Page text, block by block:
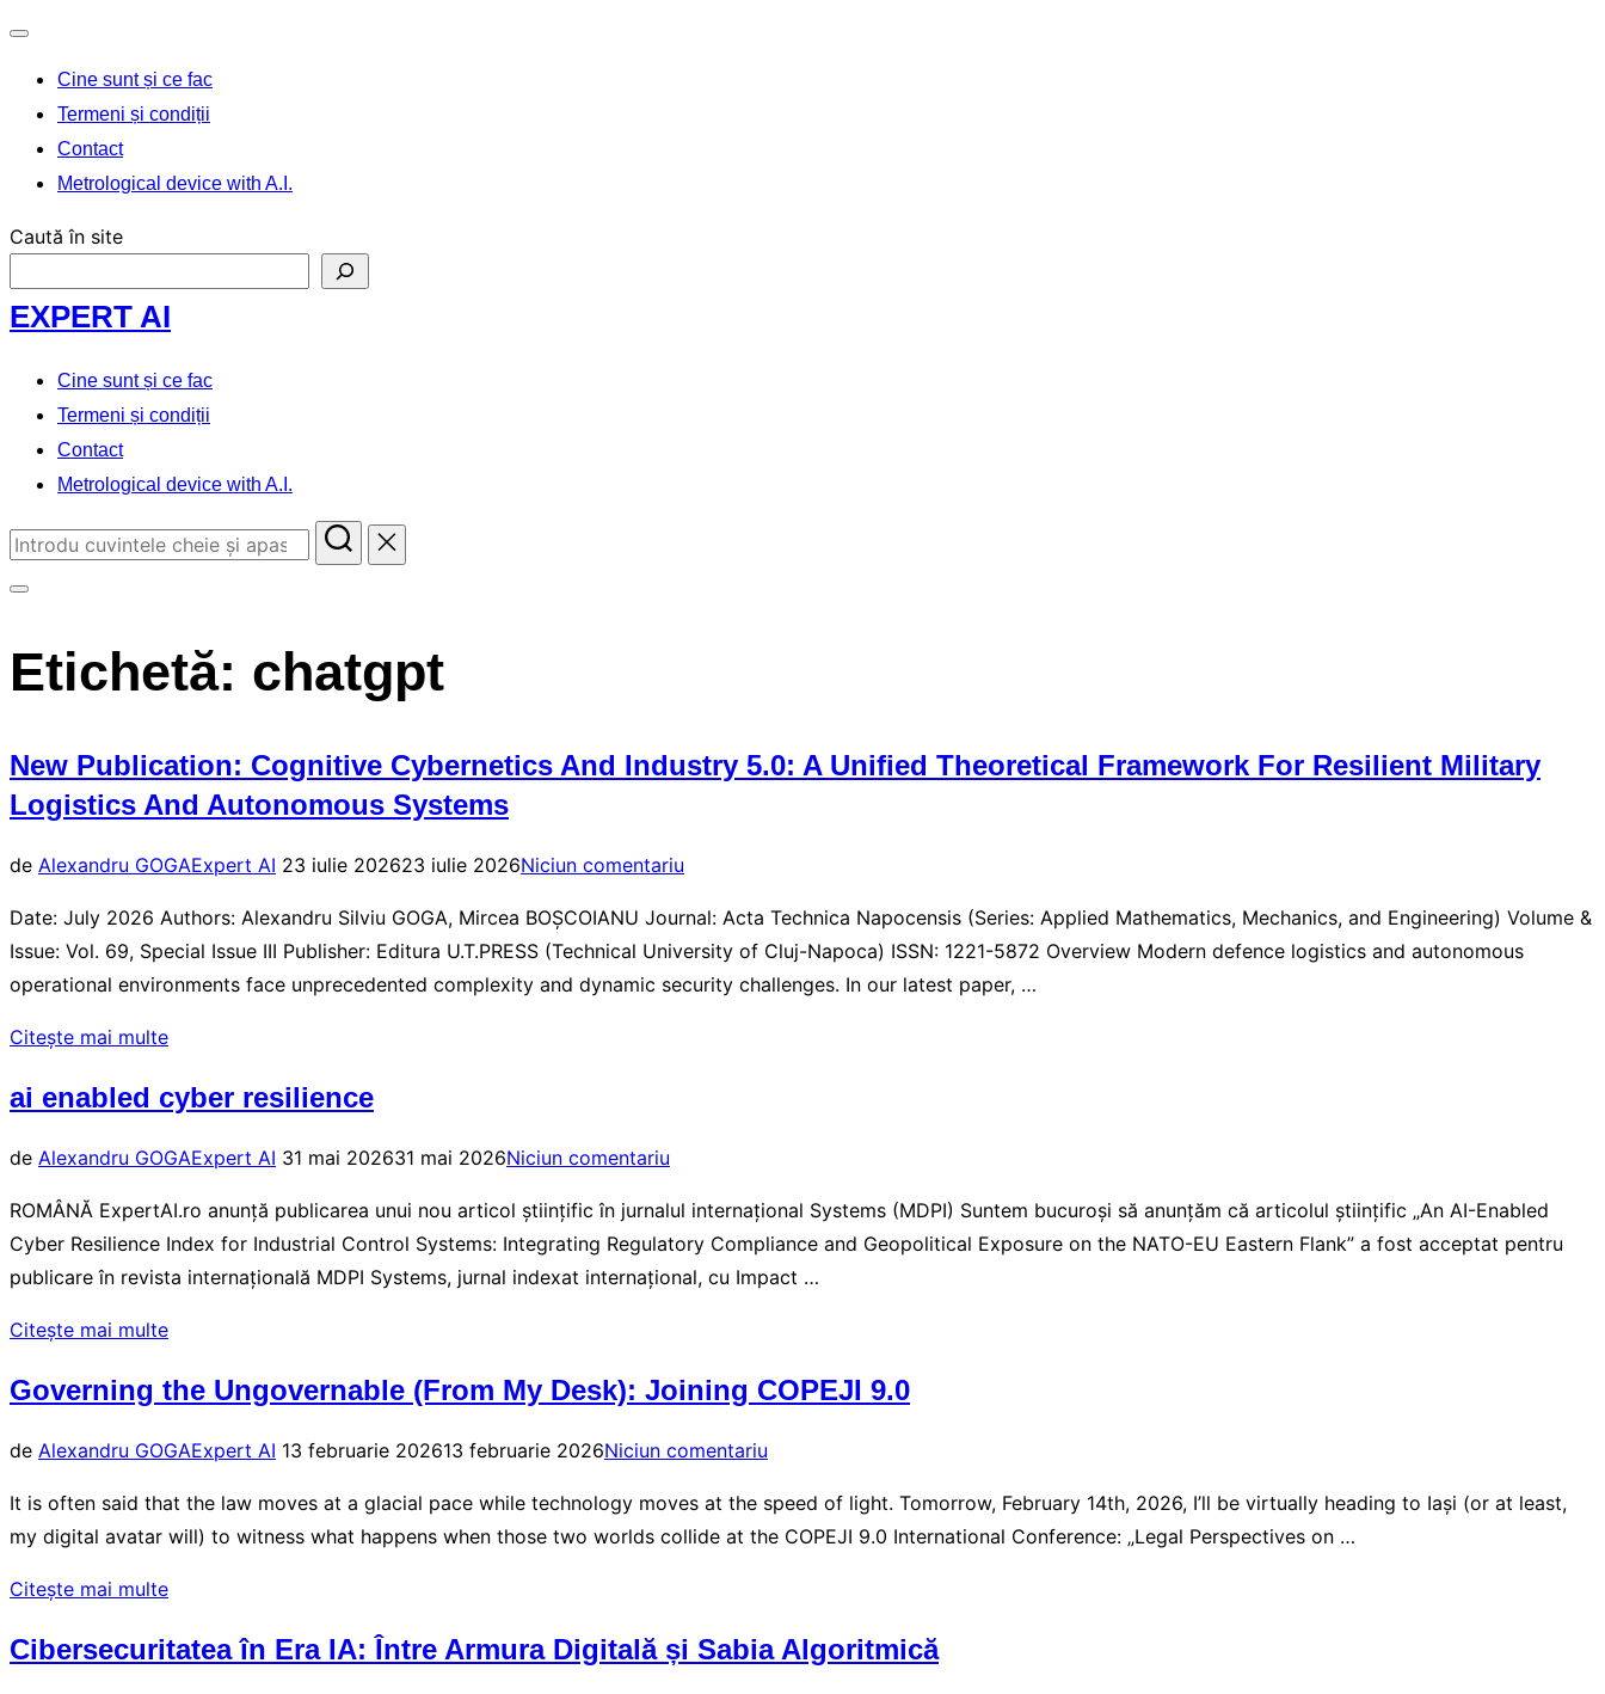
navigarea
Cine sunt și ce fac
Termeni și condiții
Contact
Metrological device with A.I.
Caută în site
Sari
la
conținut
EXPERT AI
Cine sunt și ce fac
Termeni și condiții
Contact
Metrological device with A.I.
Caută
bara
la
navigare
Etichetă: chatgpt
New Publication: Cognitive Cybernetics And Industry 5.0: A Unified Theoretical Framework For Resilient Military
Logistics And Autonomous Systems
de Alexandru GOGAExpert AI Publicat
23 iulie 202623 iulie 2026Niciun comentariu
Date: July 2026 Authors: Alexandru Silviu GOGA, Mircea BOȘCOIANU Journal: Acta Technica Napocensis (Series: Applied Mathematics, Mechanics, and Engineering) Volume &
Issue: Vol. 69, Special Issue III Publisher: Editura U.T.PRESS (Technical University of Cluj-Napoca) ISSN: 1221-5872 Overview Modern defence logistics and autonomous
operational environments face unprecedented complexity and dynamic security challenges. In our latest paper, …
Citește mai multe„New
Cognitive
And
Industry
5.0:
A
Theoretical
For
Resilient
Logistics
And
Systems”
ai enabled cyber resilience
de Alexandru GOGAExpert AI Publicat
31 mai 202631 mai 2026Niciun comentariu
ROMÂNĂ ExpertAI.ro anunță publicarea unui nou articol științific în jurnalul internațional Systems (MDPI) Suntem bucuroși să anunțăm că articolul științific „An AI-Enabled
Cyber Resilience Index for Industrial Control Systems: Integrating Regulatory Compliance and Geopolitical Exposure on the NATO-EU Eastern Flank” a fost acceptat pentru
publicare în revista internațională MDPI Systems, jurnal indexat internațional, cu Impact …
Citește mai multe„ai
cyber
Governing the Ungovernable (From My Desk): Joining COPEJI 9.0
de Alexandru GOGAExpert AI Publicat
13 februarie 202613 februarie 2026Niciun comentariu
It is often said that the law moves at a glacial pace while technology moves at the speed of light. Tomorrow, February 14th, 2026, I’ll be virtually heading to Iaşi (or at least,
my digital avatar will) to witness what happens when those two worlds collide at the COPEJI 9.0 International Conference: „Legal Perspectives on …
Citește mai multe„Governing
Ungovernable
Cibersecuritatea în Era IA: Între Armura Digitală și Sabia Algoritmică